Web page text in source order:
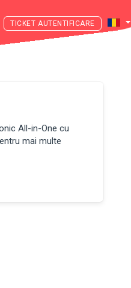
AUTENTIFICARE
All-in-One cu
mai multe